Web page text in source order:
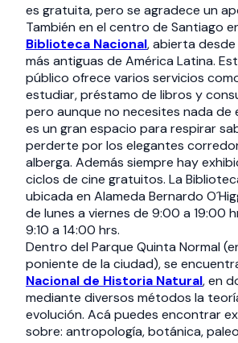
es gratuita, pero se agradece un
También en el centro de Santiago
Biblioteca Nacional, abierta desde
más antiguas de América Latina.
público ofrece varios servicios
estudiar, préstamo de libros y
pero aunque no necesites nada de
es un gran espacio para respirar
perderte por los elegantes
alberga. Además siempre hay
ciclos de cine gratuitos. La
ubicada en Alameda Bernardo
de lunes a viernes de 9:00 a 19:00
9:10 a 14:00 hrs.
Dentro del Parque Quinta Normal
poniente de la ciudad), se
Nacional de Historia Natural, en
mediante diversos métodos la
evolución. Acá puedes encontrar
sobre: antropología, botánica,